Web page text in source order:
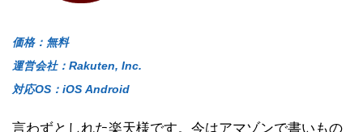
価格：無料
運営会社：Rakuten, Inc.
対応OS：iOS Android
言わずとしれた楽天様です。今はアマゾンで書いもの